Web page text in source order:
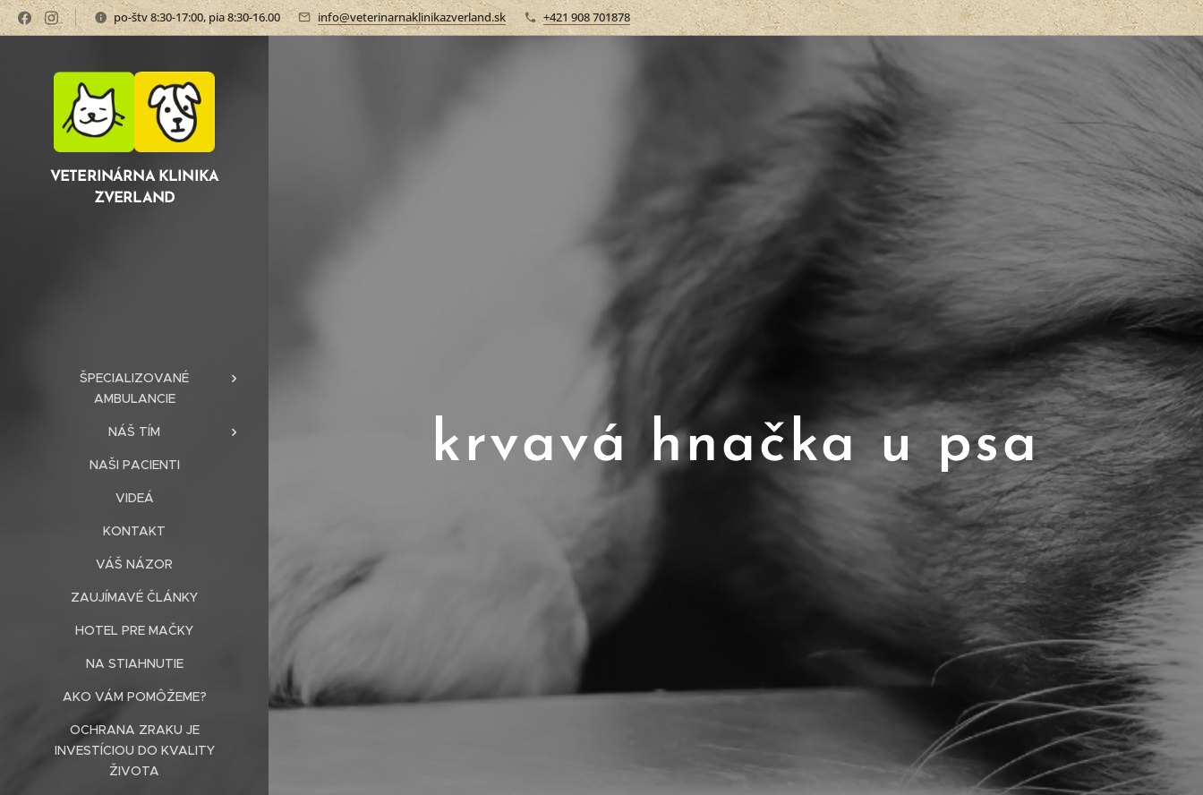
po-štv 8:30-17:00, pia 8:30-16.00 info@veterinarnaklinikazverland.sk +421 908 701878
VETERINÁRNA KLINIKA
ZVERLAND
ŠPECIALIZOVANÉ
AMBULANCIE
NÁŠ TÍM
NAŠI PACIENTI
VIDEÁ
KONTAKT
VÁŠ NÁZOR
ZAUJÍMAVÉ ČLÁNKY
HOTEL PRE MAČKY
NA STIAHNUTIE
AKO VÁM POMÔŽEME?
OCHRANA ZRAKU JE
INVESTÍCIOU DO KVALITY
ŽIVOTA
krvavá hnačka u psa